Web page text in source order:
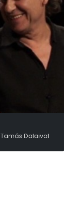
Dalaival